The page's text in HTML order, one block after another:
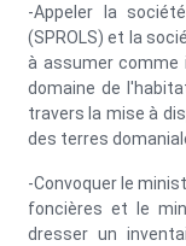
-Appeler la
(SPROLS) et la
à assumer comme
domaine de
travers la mise à
des terres
-Convoquer le
foncières et le
dresser un